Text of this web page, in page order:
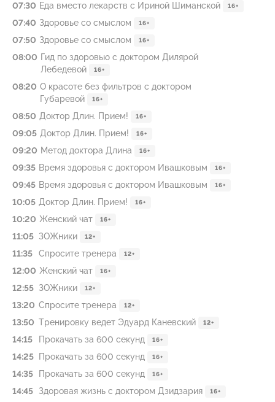
07:30 Еда вместо лекарств с Ириной Шиманской 16+
07:40 Здоровье со смыслом 16+
07:50 Здоровье со смыслом 16+
08:00 Гид по здоровью с доктором Дилярой
Лебедевой
16+
08:20 О красоте без фильтров с доктором
Губаревой
16+
08:50 Доктор Длин. Прием! 16+
09:05 Доктор Длин. Прием! 16+
09:20 Метод доктора Длина 16+
09:35 Время здоровья с доктором Ивашковым 16+
09:45 Время здоровья с доктором Ивашковым 16+
10:05 Доктор Длин. Прием! 16+
10:20 Жeнский чат 16+
11:05 ЗОЖники 12+
11:35 Спросите тренера 12+
12:00 Жeнский чат 16+
12:55 ЗОЖники 12+
13:20 Спросите тренера 12+
13:50 Тренировку ведет Эдуард Каневский 12+
14:15 Прокачать за 600 секунд 16+
14:25 Прокачать за 600 секунд 16+
14:35 Прокачать за 600 секунд 16+
14:45 Здоровая жизнь с доктором Дзидзария 16+